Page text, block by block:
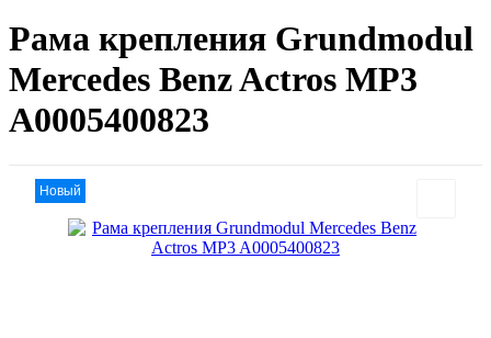
Рама крепления Grundmodul
Mercedes Benz Actros MP3
A0005400823
Новый